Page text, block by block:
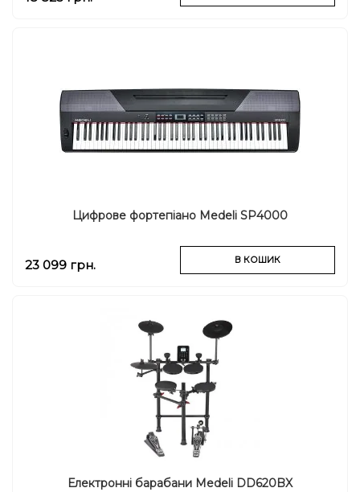
Цифрове фортепіано Medeli SP4000
23 099 грн. В КОШИК
Електронні барабани Medeli DD620BX